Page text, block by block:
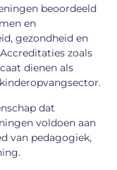
beoordeeld
en
gezondheid en
zoals
dienen als
dat
voldoen aan
van pedagogiek,